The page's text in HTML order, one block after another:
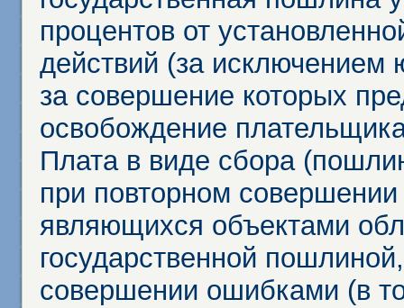
процентов от
действий (за исключением
за совершение которых
освобождение
Плата в виде сбора
при повторном
являющихся объектами
государственной
совершении ошибками (в